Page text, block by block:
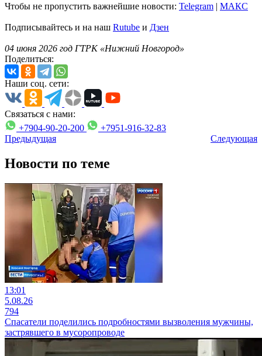
Чтобы не пропустить важнейшие новости: Telegram | MAКС
Подписывайтесь и на наш Rutube и Дзен
04 июня 2026 год ГТРК «Нижний Новгород»
Поделиться:
Наши соц. сети:
Связаться с нами:
+7904-90-20-200
+7951-916-32-83
Предыдущая
Следующая
Новости по теме
13:01
5.08.26
794
Спасатели поделились подробностями вызволения мужчины,
застрявшего в мусоропроводе